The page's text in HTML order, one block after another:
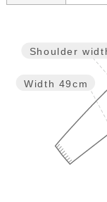
Width 49cm
Shoulder